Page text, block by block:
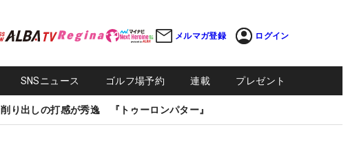
メルマガ登録 ログイン
SNSニュース ゴルフ場予約 連載 プレゼント
削り出しの打感が秀逸 『トゥーロンパター』